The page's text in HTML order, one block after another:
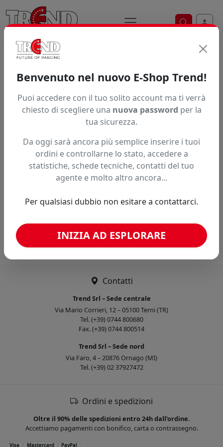
Ricerca
Articolo non trovato.
Hai trovato questo prodotto ad un prezzo più basso?
Fai una segnalazione
Confronta con articoli simili
Caricamento confronto...
Contatti
Trend Srl – Sede centrale
Via Mario Corrieri, 12 – 05100 Terni (TR)
Tel. (+39) 0744 800680
Fax. (+39) 0744 800514
Trend Srl – Sede nord
Via Faro, 4 – 20876 Ornago (MI)
Tel. (+39) 02 37927472
Ordini e spedizioni
Oltre il 90% delle spedizioni entro 24h dall’ordine.
Accettiamo pagamenti con bonifico, carta o contrassegno.
Visa Mastercard PayPal
Benvenuto nel nuovo E-Shop Trend!
Puoi accedere con il tuo solito account ma ti verrà
chiesto di scegliere una nuova password per la
tua sicurezza.
Da oggi sarà ancora più semplice inserire i tuoi
ordini e controllarne lo stato, accedere a
statistiche, schede tecniche, contatti del tuo
agente e molto altro ancora...
Per qualsiasi dubbio non esitare a contattarci.
INIZIA AD ESPLORARE